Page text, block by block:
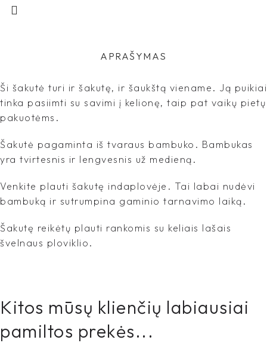
APRAŠYMAS
Ši šakutė turi ir šakutę, ir šaukštą viename. Ją puikiai
tinka pasiimti su savimi į kelionę, taip pat vaikų pietų
pakuotėms.
Šakutė pagaminta iš tvaraus bambuko. Bambukas
yra tvirtesnis ir lengvesnis už medieną.
Venkite plauti šakutę indaplovėje. Tai labai nudėvi
bambuką ir sutrumpina gaminio tarnavimo laiką.
Šakutę reikėtų plauti rankomis su keliais lašais
švelnaus ploviklio.
Kitos mūsų klienčių labiausiai
pamiltos prekės...